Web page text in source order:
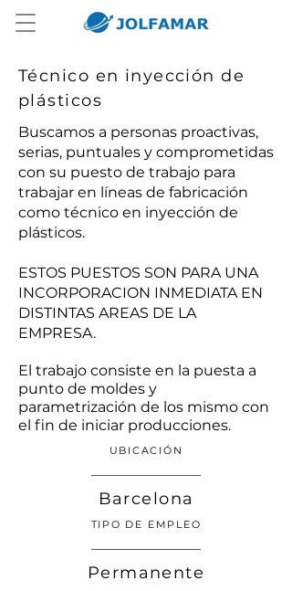
Técnico en inyección de
plásticos
Buscamos a personas proactivas,
serias, puntuales y comprometidas
con su puesto de trabajo para
trabajar en líneas de fabricación
como técnico en inyección de
plásticos.
ESTOS PUESTOS SON PARA UNA
INCORPORACION INMEDIATA EN
DISTINTAS AREAS DE LA
EMPRESA.
El trabajo consiste en la puesta a
punto de moldes y
parametrización de los mismo con
el fin de iniciar producciones.
UBICACIÓN
Barcelona
TIPO DE EMPLEO
Permanente